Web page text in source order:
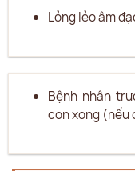
Lỏng lẻo âm
Bệnh nhân
con xong (nếu